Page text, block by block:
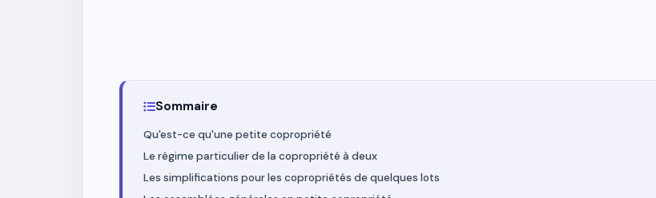
Sommaire
Qu'est-ce qu'une petite copropriété
Le régime particulier de la copropriété à deux
Les simplifications pour les copropriétés de quelques lots